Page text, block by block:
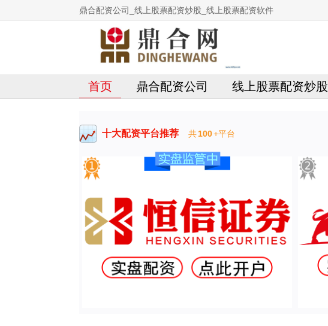
鼎合配资公司_线上股票配资炒股_线上股票配资软件
首页 鼎合配资公司 线上股票配资炒股
十大配资平台推荐 共100+平台